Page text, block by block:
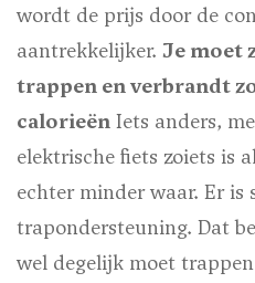
wordt de prijs door de
aantrekkelijker. Je moet
trappen en verbrandt
calorieën Iets anders,
elektrische fiets zoiets is
echter minder waar. Er is
trapondersteuning. Dat
wel degelijk moet